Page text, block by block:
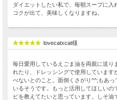
ダイエットしたい私で、毎朝スープに入
コクが出て、美味しくなりますね。
lovecatxcat様
毎日愛用しているえごま油を両親に送り
れたり、ドレッシングで使用していま
べないとのこと。面倒くさがり^^;もあ
いるそうです。もっと活用してほしい
ピを教えてたいと思っています。しそ油